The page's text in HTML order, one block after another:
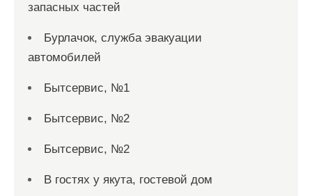
запасных частей
Бурлачок, служба эвакуации
автомобилей
Бытсервис, №1
Бытсервис, №2
Бытсервис, №2
В гостях у якута, гостевой дом